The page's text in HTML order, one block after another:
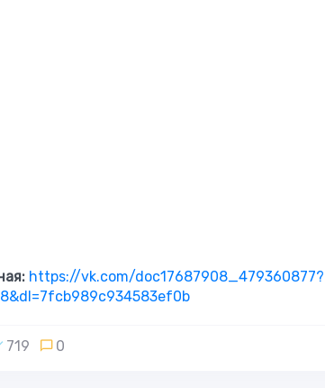
https://vk.com/doc17687908_479360877?
719 0